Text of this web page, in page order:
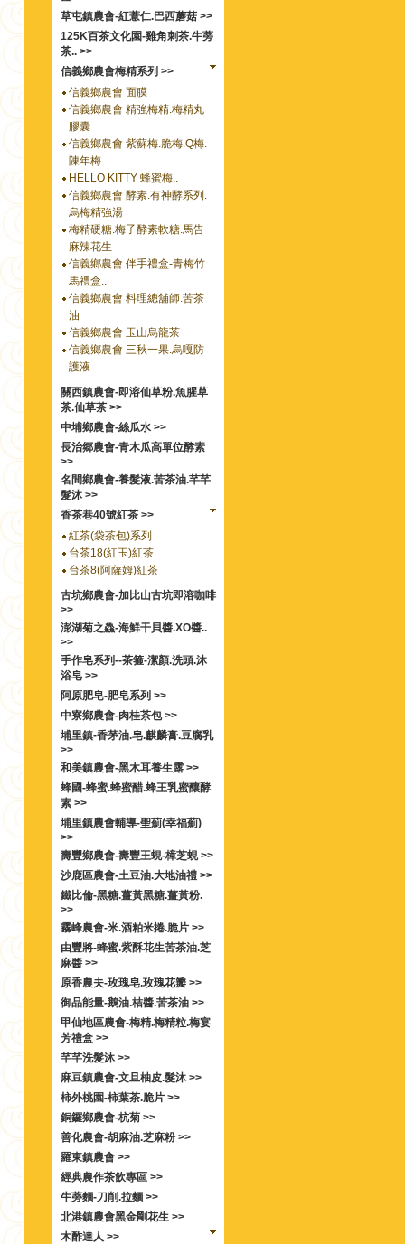
草屯鎮農會-紅薏仁.巴西蘑菇 >>
125K百茶文化園-雞角刺茶.牛蒡
茶.. >>
信義鄉農會梅精系列 >>
信義鄉農會 面膜
信義鄉農會 精強梅精.梅精丸
膠囊
信義鄉農會 紫蘇梅.脆梅.Q梅.
陳年梅
HELLO KITTY 蜂蜜梅..
信義鄉農會 酵素.有神酵系列.
烏梅精強湯
梅精硬糖.梅子酵素軟糖.馬告
麻辣花生
信義鄉農會 伴手禮盒-青梅竹
馬禮盒..
信義鄉農會 料理總舖師.苦茶
油
信義鄉農會 玉山烏龍茶
信義鄉農會 三秋一果.烏嘎防
護液
關西鎮農會-即溶仙草粉.魚腥草
茶.仙草茶 >>
中埔鄉農會-絲瓜水 >>
長治郷農會-青木瓜高單位酵素
>>
名間鄉農會-養髮液.苦茶油.芊芊
髮沐 >>
香茶巷40號紅茶 >>
紅茶(袋茶包)系列
台茶18(紅玉)紅茶
台茶8(阿薩姆)紅茶
古坑鄉農會-加比山古坑即溶咖啡
>>
澎湖菊之鱻-海鮮干貝醬.XO醬..
>>
手作皂系列--茶箍-潔顏.洗頭.沐
浴皂 >>
阿原肥皂-肥皂系列 >>
中寮鄉農會-肉桂茶包 >>
埔里鎮-香茅油.皂.麒麟膏.豆腐乳
>>
和美鎮農會-黑木耳養生露 >>
蜂國-蜂蜜.蜂蜜醋.蜂王乳蜜釀酵
素 >>
埔里鎮農會輔導-聖薊(幸福薊)
>>
壽豐鄉農會-壽豐王蜆-樟芝蜆 >>
沙鹿區農會-土豆油.大地油禮 >>
鐵比倫-黑糖.薑黃黑糖.薑黃粉.
>>
霧峰農會-米.酒粕米捲.脆片 >>
由豐將-蜂蜜.紫酥花生苦茶油.芝
麻醬 >>
原香農夫-玫瑰皂.玫瑰花瓣 >>
御品能量-鵝油.桔醬.苦茶油 >>
甲仙地區農會-梅精.梅精粒.梅宴
芳禮盒 >>
芊芊洗髮沐 >>
麻豆鎮農會-文旦柚皮.髮沐 >>
柿外桃園-柿葉茶.脆片 >>
銅鑼鄉農會-杭菊 >>
善化農會-胡麻油.芝麻粉 >>
羅東鎮農會 >>
經典農作茶飲專區 >>
牛蒡麵-刀削.拉麵 >>
北港鎮農會黑金剛花生 >>
木酢達人 >>